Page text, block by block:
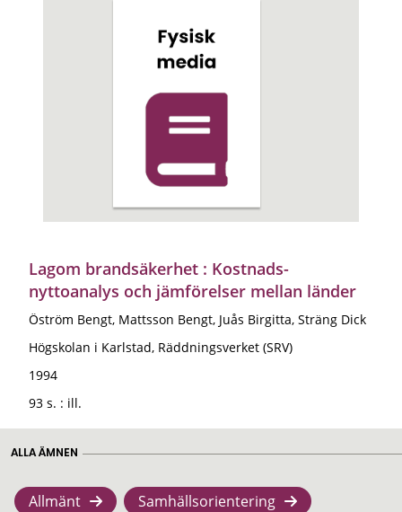
Lagom brandsäkerhet : Kostnads-
nyttoanalys och jämförelser mellan länder
Öström Bengt, Mattsson Bengt, Juås Birgitta, Sträng Dick
Högskolan i Karlstad, Räddningsverket (SRV)
1994
93 s. : ill.
ALLA ÄMNEN
Allmänt Samhällsorientering